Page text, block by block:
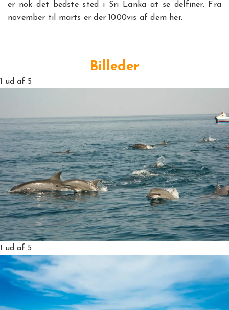
er nok det bedste sted i Sri Lanka at se delfiner. Fra
november til marts er der 1000vis af dem her.
Billeder
1 ud af 5
1 ud af 5